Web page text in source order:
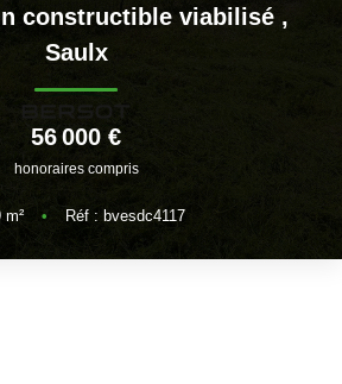
Estimer
Vendre
Investissement
Nos Outils
LOUER
constructible viabilisé ,
Saulx
56 000 €
honoraires compris
m² • Réf : bvesdc4117